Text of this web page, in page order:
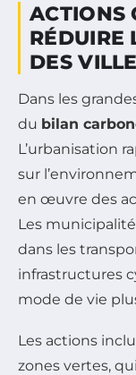
ACTIONS
RÉDUIRE
DES
Dans les
du bilan
L’urbanisation
sur
en œuvre des
Les
dans les
infrastructures
mode de vie
Les actions
zones vertes,